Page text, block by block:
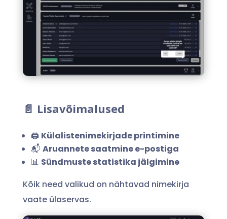
📄 Lisavõimalused
🖨️ Külalistenimekirjade printimine
📬 Aruannete saatmine e-postiga
📊 Sündmuste statistika jälgimine
Kõik need valikud on nähtavad nimekirja
vaate ülaservas.